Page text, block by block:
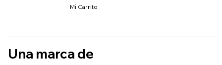
Mi Carrito
Una marca de